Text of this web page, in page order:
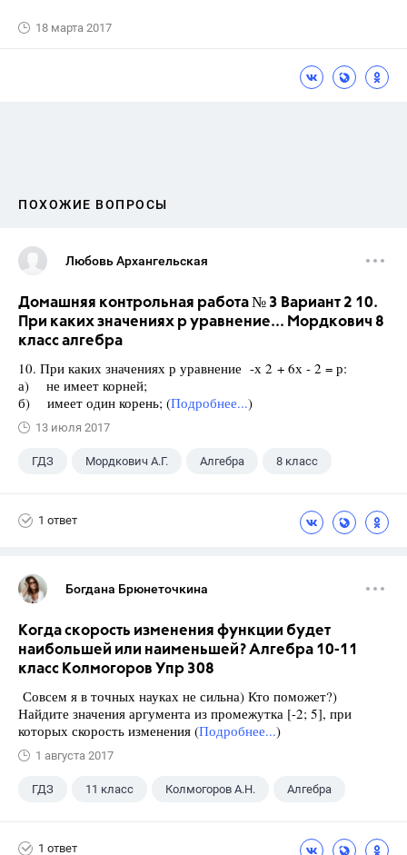
18 марта 2017
ПОХОЖИЕ ВОПРОСЫ
Любовь Архангельская
Домашняя контрольная работа № 3 Вариант 2 10.
При каких значениях р уравнение... Мордкович 8
класс алгебра
10. При каких значениях р уравнение -х 2 + 6х - 2 = р:
а) не имеет корней;
б) имеет один корень; (Подробнее...)
13 июля 2017
ГДЗ Мордкович А.Г. Алгебра 8 класс
1 ответ
Богдана Брюнеточкина
Когда скорость изменения функции будет
наибольшей или наименьшей? Алгебра 10-11
класс Колмогоров Упр 308
Совсем я в точных науках не сильна) Кто поможет?)
Найдите значения аргумента из промежутка [-2; 5], при
которых скорость изменения (Подробнее...)
1 августа 2017
ГДЗ 11 класс Колмогоров А.Н. Алгебра
1 ответ